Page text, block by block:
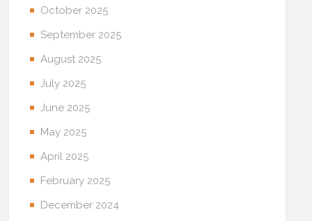
October 2025
September 2025
August 2025
July 2025
June 2025
May 2025
April 2025
February 2025
December 2024